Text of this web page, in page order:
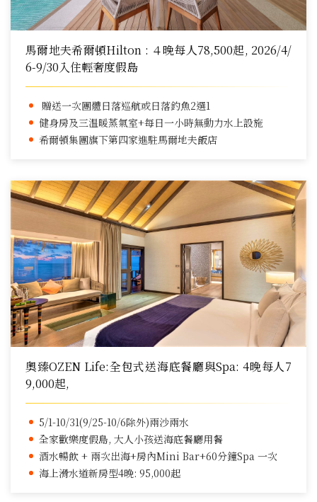
馬爾地夫希爾頓Hilton : ４晚每人78,500起, 2026/4/
6-9/30入住輕奢度假島
贈送一次團體日落巡航或日落釣魚2選1
健身房及三温暖蒸氣室+每日一小時無動力水上設施
希爾頓集團旗下第四家進駐馬爾地夫飯店
奧臻OZEN Life:全包式送海底餐廳與Spa: 4晚每人7
9,000起,
5/1-10/31(9/25-10/6除外)兩沙兩水
全家歡樂度假島, 大人小孩送海底餐廳用餐
酒水暢飲 + 兩次出海+房內Mini Bar+60分鐘Spa 一次
海上滑水道新房型4晚: 95,000起